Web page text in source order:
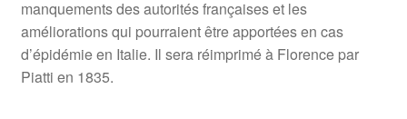
manquements des autorités françaises et les
améliorations qui pourraient être apportées en cas
d’épidémie en Italie. Il sera réimprimé à Florence par
Piatti en 1835.